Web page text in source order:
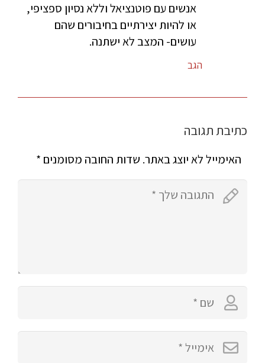
אנשים עם פוטנציאל וללא נסיון ספציפי,
או להיות יצירתיים בחיבורים שהם
עושים- המצב לא ישתנה.
הגב
כתיבת תגובה
האימייל לא יוצג באתר. שדות החובה מסומנים *